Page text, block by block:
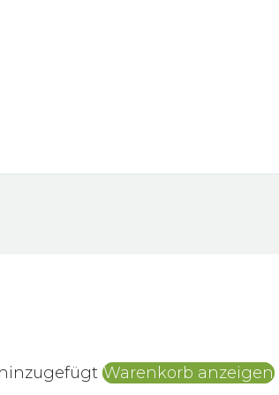
Warenkorb anzeigen